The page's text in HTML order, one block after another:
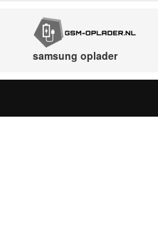
samsung oplader